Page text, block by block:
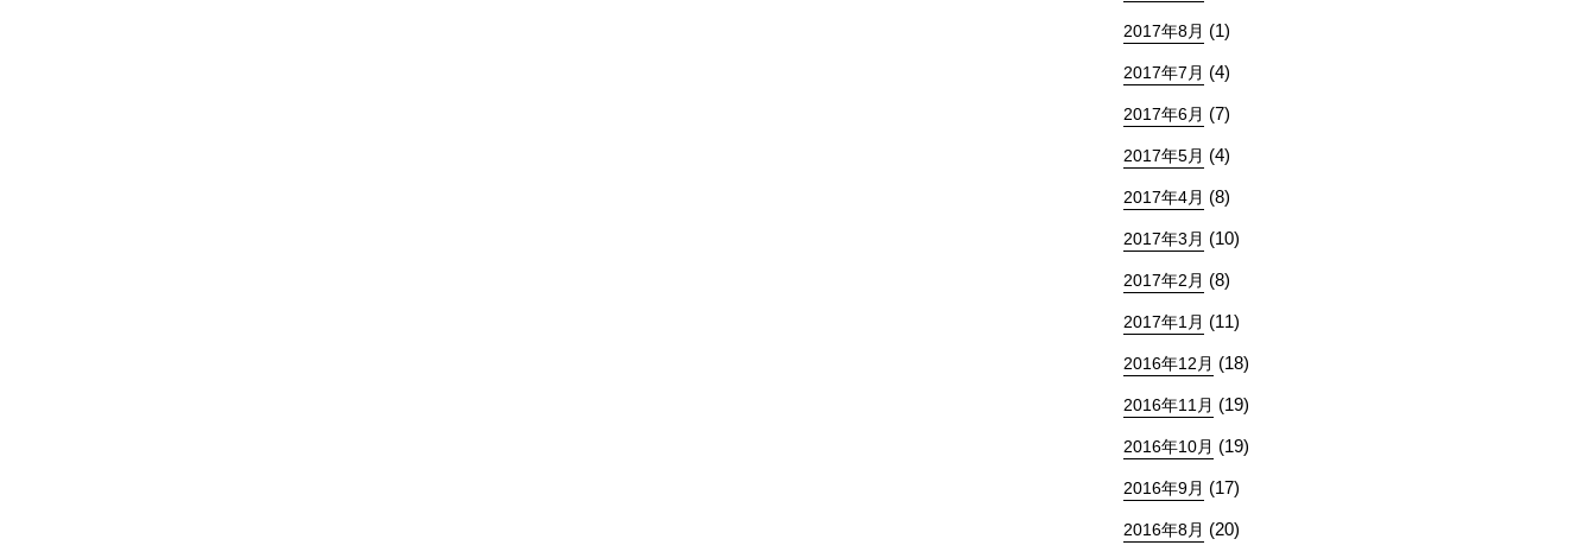
2017年8月 (1)
2017年7月 (4)
2017年6月 (7)
2017年5月 (4)
2017年4月 (8)
2017年3月 (10)
2017年2月 (8)
2017年1月 (11)
2016年12月 (18)
2016年11月 (19)
2016年10月 (19)
2016年9月 (17)
2016年8月 (20)